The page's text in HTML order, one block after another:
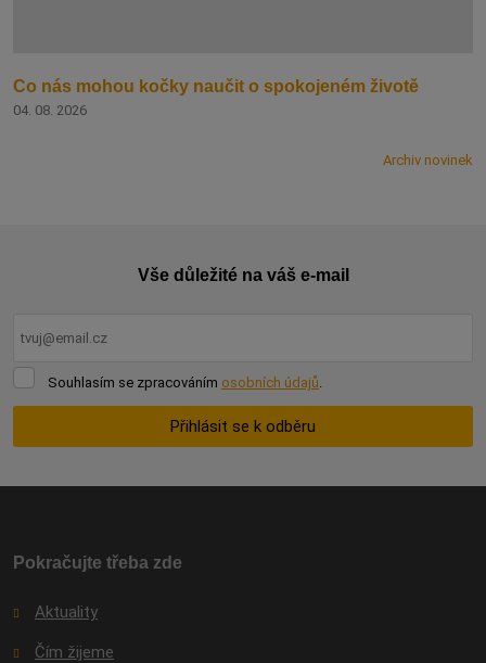
Co nás mohou kočky naučit o spokojeném životě
04. 08. 2026
Archiv novinek
Vše důležité na váš e-mail
Souhlasím
Souhlasím se zpracováním osobních údajů
Přihlásit se k odběru
odeslat.
Pokračujte třeba zde
Aktuality
Čím žijeme